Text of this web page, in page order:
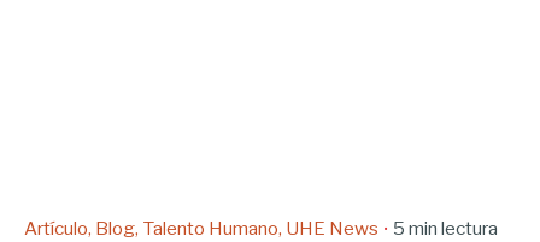
Artículo Blog Talento Humano UHE News 5 min lectura